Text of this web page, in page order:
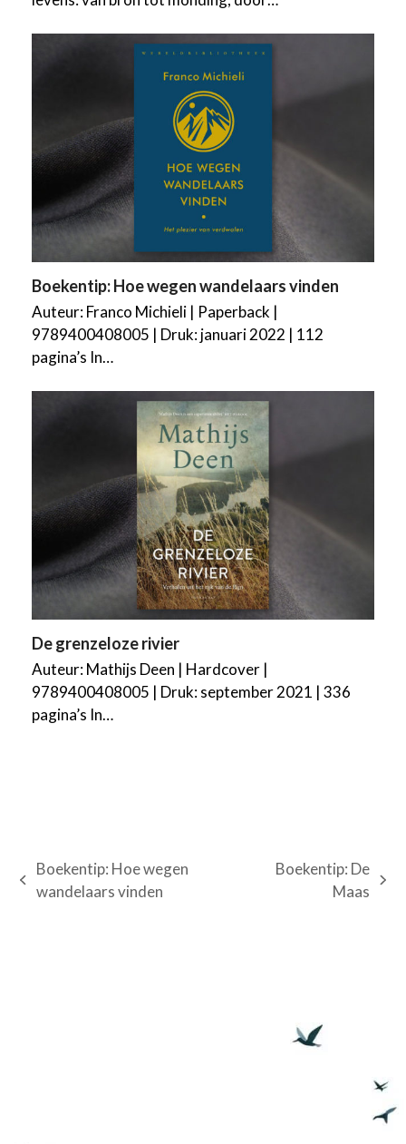
Boekentip: Hoe wegen wandelaars vinden
Auteur: Franco Michieli | Paperback |
9789400408005 | Druk: januari 2022 | 112
pagina’s In…
De grenzeloze rivier
Auteur: Mathijs Deen | Hardcover |
9789400408005 | Druk: september 2021 | 336
pagina’s In…
previous
Boekentip: Hoe wegen
wandelaars vinden
Boekentip: De
Maas